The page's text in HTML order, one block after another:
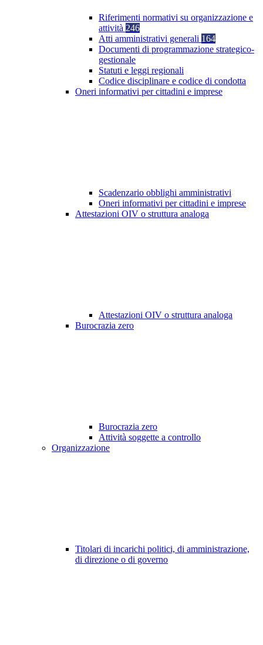
Riferimenti normativi su organizzazione e
attività 246
Atti amministrativi generali 164
Documenti di programmazione strategico-
gestionale
Statuti e leggi regionali
Codice disciplinare e codice di condotta
Oneri informativi per cittadini e imprese
Scadenzario obblighi amministrativi
Oneri informativi per cittadini e imprese
Attestazioni OIV o struttura analoga
Attestazioni OIV o struttura analoga
Burocrazia zero
Burocrazia zero
Attività soggette a controllo
Organizzazione
Titolari di incarichi politici, di amministrazione,
di direzione o di governo